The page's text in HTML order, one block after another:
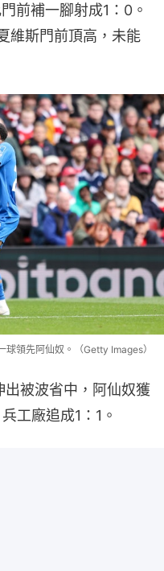
前補一腳射成1：0。
維斯門前頂高，未能
領先阿仙奴。（Getty Images）
被波省中，阿仙奴獲
工廠追成1：1。